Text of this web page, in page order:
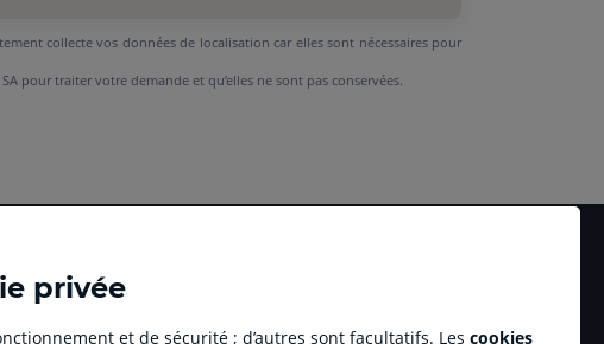
privée
et de sécurité ; d’autres sont facultatifs. Les cookies
collecte vos données de localisation car elles sont nécessaires pour
pour traiter votre demande et qu’elles ne sont pas conservées.